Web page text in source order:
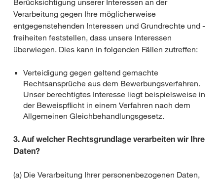
Berücksichtigung unserer Interessen an der
Verarbeitung gegen Ihre möglicherweise
entgegenstehenden Interessen und Grundrechte und -
freiheiten feststellen, dass unsere Interessen
überwiegen. Dies kann in folgenden Fällen zutreffen:
Verteidigung gegen geltend gemachte
Rechtsansprüche aus dem Bewerbungsverfahren.
Unser berechtigtes Interesse liegt beispielsweise in
der Beweispflicht in einem Verfahren nach dem
Allgemeinen Gleichbehandlungsgesetz.
3. Auf welcher Rechtsgrundlage verarbeiten wir Ihre
Daten?
(a) Die Verarbeitung Ihrer personenbezogenen Daten,